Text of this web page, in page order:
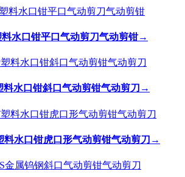
料水口钳平口气动剪刀气动剪钳→
料水口钳斜口气动剪钳气动剪刀 →
料水口钳虎口形气动剪钳气动剪刀 →